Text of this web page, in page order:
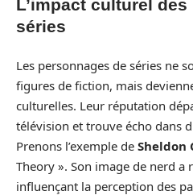
L’impact culturel
séries
Les personnages de séries ne
figures de fiction, mais
culturelles. Leur réputation
télévision et trouve écho dans
Prenons l’exemple de Sheldon
Theory ». Son image de nerd a
influençant la perception des